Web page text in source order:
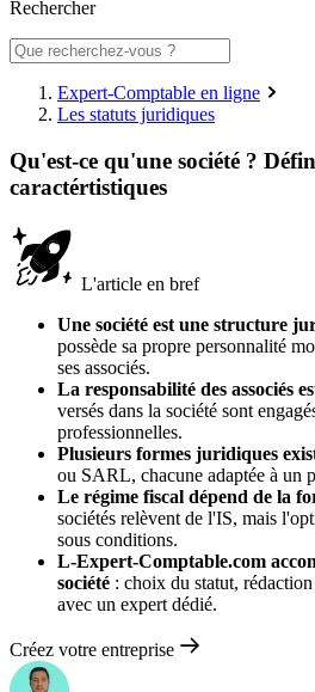
Rechercher
Expert-Comptable en ligne
Les statuts juridiques
Qu'est-ce qu'une société ?
caractértistiques
L'article en bref
Une société est une structure
possède sa propre personnalité
ses associés.
La responsabilité des associés
versés dans la société sont
professionnelles.
Plusieurs formes juridiques
ou SARL, chacune adaptée à un
Le régime fiscal dépend de la
sociétés relèvent de l'IS, mais
sous conditions.
L-Expert-Comptable.com
société : choix du statut,
avec un expert dédié.
Créez votre entreprise